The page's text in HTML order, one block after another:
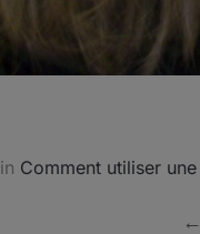
in Comment utiliser